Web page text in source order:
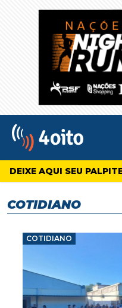
4oito
DEIXE AQUI SEU
COTIDIANO
COTIDIANO